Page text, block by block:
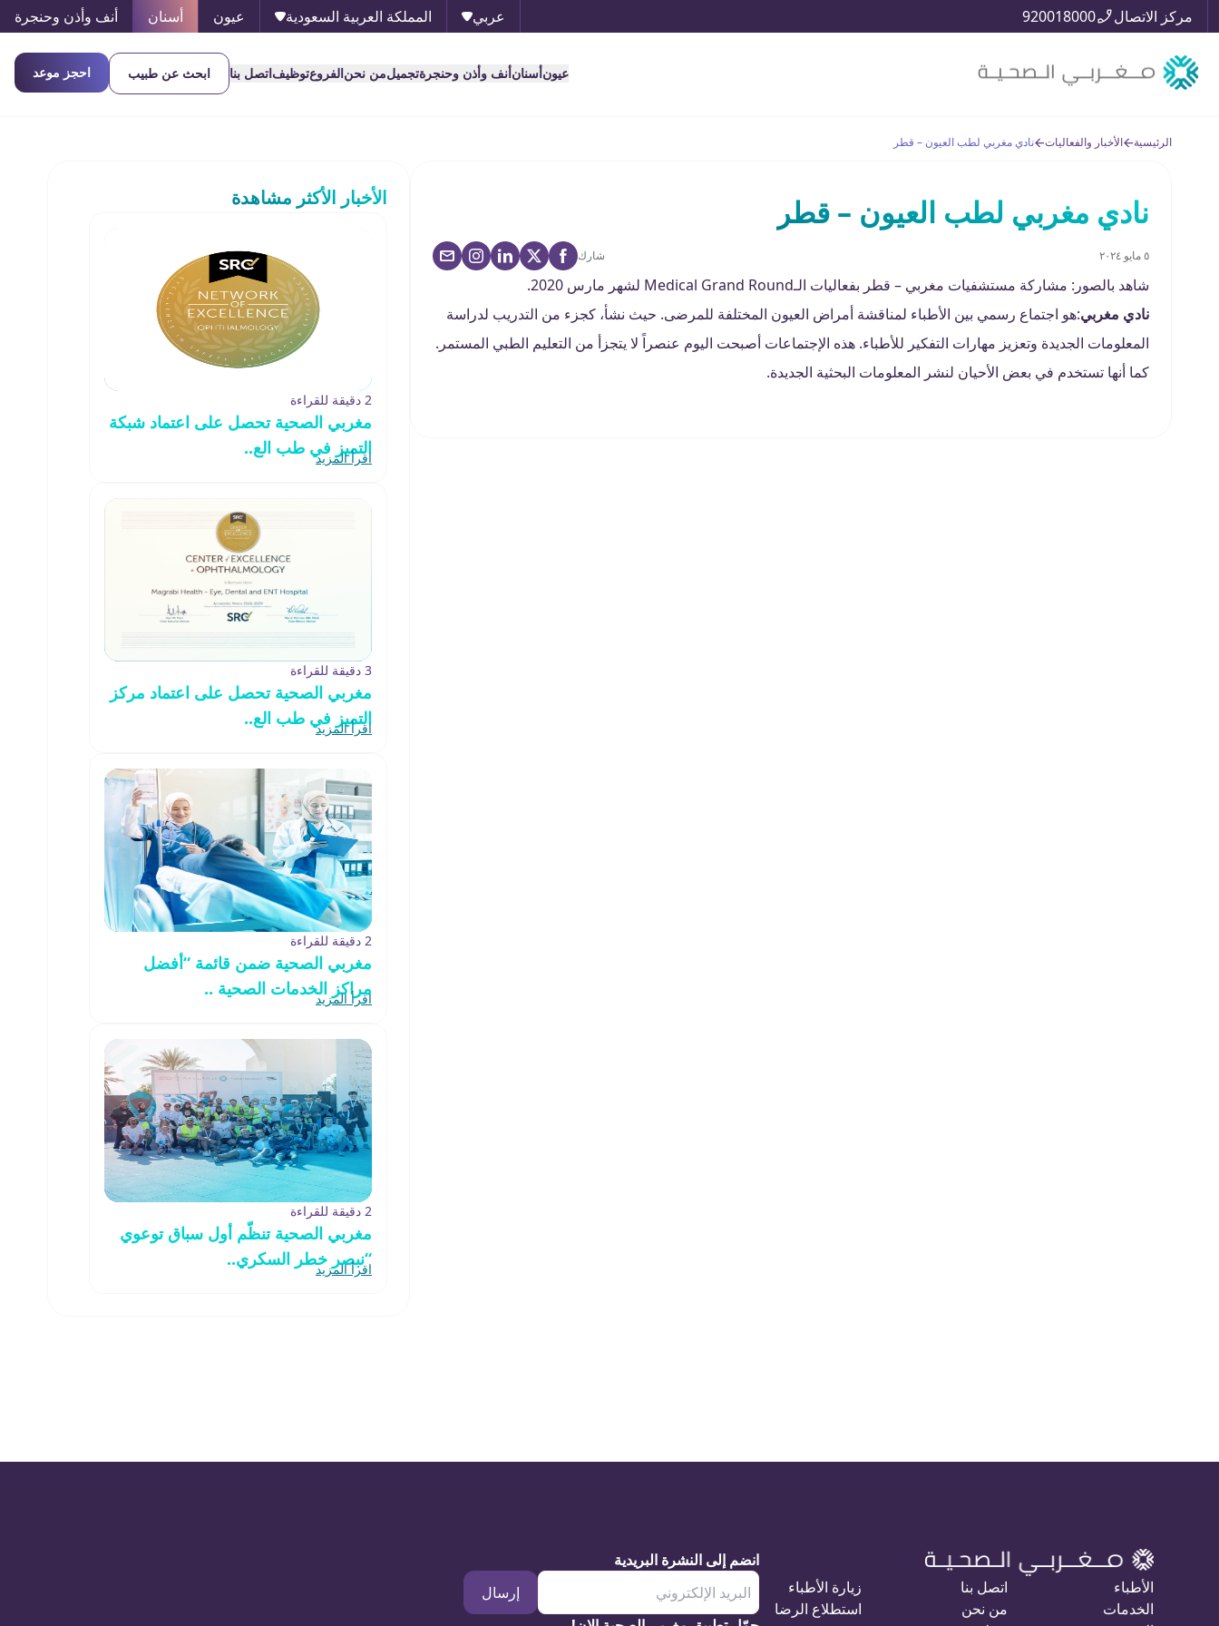
مركز الاتصال 920018000 عربي المملكة العربية السعودية عيون أسنان أنف وأذن وحنجرة
عيونأسنانأنف وأذن وحنجرةتجميلمن نحنالفروعتوظيفاتصل بنا ابحث عن طبيب احجز موعد
الرئيسية الأخبار والفعاليات نادي مغربي لطب العيون – قطر
نادي مغربي لطب العيون – قطر
٥ مايو ٢٠٢٤ شارك
شاهد بالصور: مشاركة مستشفيات مغربي – قطر بفعاليات الـMedical Grand Round لشهر مارس 2020.
نادي مغربي:هو اجتماع رسمي بين الأطباء لمناقشة أمراض العيون المختلفة للمرضى. حيث نشأ، كجزء من التدريب لدراسة
المعلومات الجديدة وتعزيز مهارات التفكير للأطباء. هذه الإجتماعات أصبحت اليوم عنصراً لا يتجزأ من التعليم الطبي المستمر.
كما أنها تستخدم في بعض الأحيان لنشر المعلومات البحثية الجديدة.
الأخبار الأكثر مشاهدة
2 دقيقة للقراءة
مغربي الصحية تحصل على اعتماد شبكة
التميز في طب الع..
اقرأ المزيد
3 دقيقة للقراءة
مغربي الصحية تحصل على اعتماد مركز
التميز في طب الع..
اقرأ المزيد
2 دقيقة للقراءة
مغربي الصحية ضمن قائمة “أفضل
مراكز الخدمات الصحية ..
اقرأ المزيد
2 دقيقة للقراءة
مغربي الصحية تنظّم أول سباق توعوي
“نبصر خطر السكري..
اقرأ المزيد
الأطباء
الخدمات
اتصل بنا
من نحن
زيارة الأطباء
استطلاع الرضا
انضم إلى النشرة البريدية
إرسال